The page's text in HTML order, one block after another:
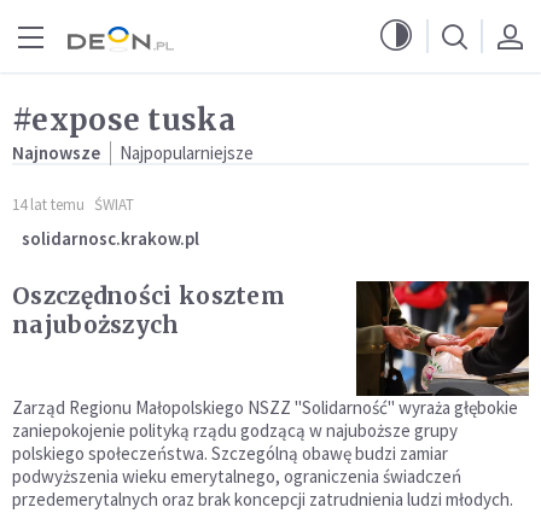
#expose tuska
Najnowsze Najpopularniejsze
14 lat temu ŚWIAT
solidarnosc.krakow.pl
Oszczędności kosztem
najuboższych
Zarząd Regionu Małopolskiego NSZZ "Solidarność" wyraża głębokie
zaniepokojenie polityką rządu godzącą w najuboższe grupy
polskiego społeczeństwa. Szczególną obawę budzi zamiar
podwyższenia wieku emerytalnego, ograniczenia świadczeń
przedemerytalnych oraz brak koncepcji zatrudnienia ludzi młodych.